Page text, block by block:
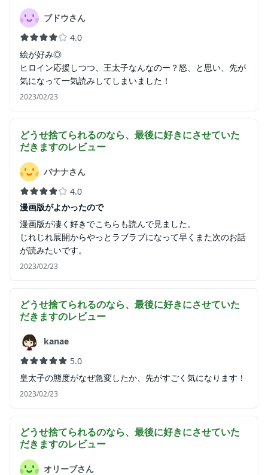
ブドウさん
4.0
絵が好み◎
ヒロイン応援しつつ、王太子なんなのー？怒、と思い、先が
気になって一気読みしてしまいました！
2023/02/23
どうせ捨てられるのなら、最後に好きにさせていた
だきますのレビュー
バナナさん
4.0
漫画版がよかったので
漫画版が凄く好きでこちらも読んで見ました。
じれじれ展開からやっとラブラブになって早くまた次のお話
が読みたいです。
2023/02/23
どうせ捨てられるのなら、最後に好きにさせていた
だきますのレビュー
kanae
5.0
皇太子の態度がなぜ急変したか、先がすごく気になります！
2023/02/23
どうせ捨てられるのなら、最後に好きにさせていた
だきますのレビュー
オリーブさん